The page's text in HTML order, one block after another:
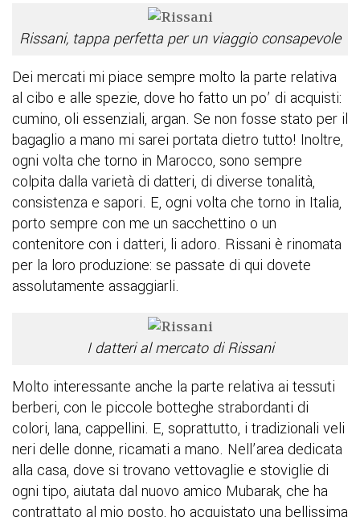
Rissani, tappa perfetta per un viaggio consapevole
Dei mercati mi piace sempre molto la parte relativa
al cibo e alle spezie, dove ho fatto un po’ di acquisti:
cumino, oli essenziali, argan. Se non fosse stato per il
bagaglio a mano mi sarei portata dietro tutto! Inoltre,
ogni volta che torno in Marocco, sono sempre
colpita dalla varietà di datteri, di diverse tonalità,
consistenza e sapori. E, ogni volta che torno in Italia,
porto sempre con me un sacchettino o un
contenitore con i datteri, li adoro. Rissani è rinomata
per la loro produzione: se passate di qui dovete
assolutamente assaggiarli.
I datteri al mercato di Rissani
Molto interessante anche la parte relativa ai tessuti
berberi, con le piccole botteghe strabordanti di
colori, lana, cappellini. E, soprattutto, i tradizionali veli
neri delle donne, ricamati a mano. Nell’area dedicata
alla casa, dove si trovano vettovaglie e stoviglie di
ogni tipo, aiutata dal nuovo amico Mubarak, che ha
contrattato al mio posto, ho acquistato una bellissima